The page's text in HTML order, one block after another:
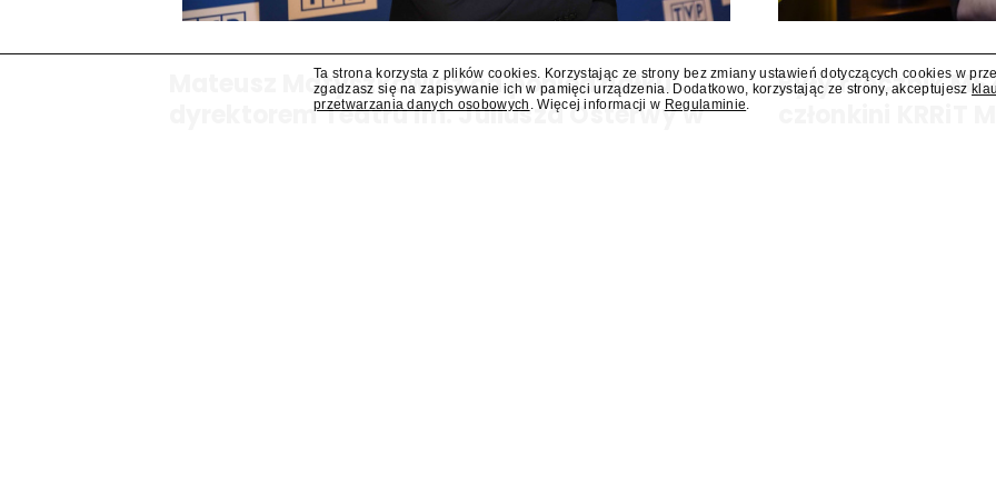
Mateusz Matyszkowicz od poniedziałku
dyrektorem Teatru im. Juliusza Osterwy w
Były rzecznik
Ta strona korzysta z plików cookies. Korzystając ze strony bez zmiany ustawień dotyczących cookies w
zgadzasz się na zapisywanie ich w pamięci urządzenia. Dodatkowo, korzystając ze strony, akceptujesz
przetwarzania danych osobowych . Więcej informacji w Regulaminie.